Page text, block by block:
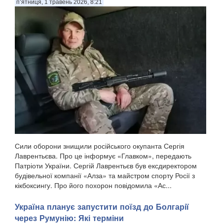
п’ятниця, 1 травень 2026, 8:21
Сили оборони знищили російського окупанта Сергія
Лаврентьєва. Про це інформує «Главком», передають
Патріоти України. Сергій Лаврентьєв був ексдиректором
будівельної компанії «Алза» та майстром спорту Росії з
кікбоксингу. Про його похорон повідомила «Ас...
Україна планує запустити поїзд до Болгарії
через Румунію: Які терміни